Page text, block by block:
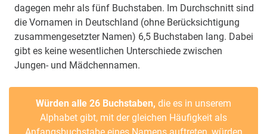
dagegen mehr als fünf Buchstaben. Im Durchschnitt sind
die Vornamen in Deutschland (ohne Berücksichtigung
zusammengesetzter Namen) 6,5 Buchstaben lang. Dabei
gibt es keine wesentlichen Unterschiede zwischen
Jungen- und Mädchennamen.
Würden alle 26 Buchstaben, die es in unserem
Alphabet gibt, mit der gleichen Häufigkeit als
Anfangsbuchstabe eines Namens auftreten, würden